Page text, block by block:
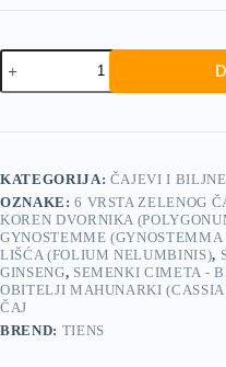
TIENS
Antilipidni
čaj
KATEGORIJA: ČAJEVI I
OZNAKE:6 VRSTA ZELENOG
KOREN DVORNIKA
GYNOSTEMME
LIŠĆA (FOLIUM NELUMBINIS),
GINSENG, SEMENKI CIMETA -
OBITELJI MAHUNARKI (CASSIA
ČAJ
BREND: TIENS